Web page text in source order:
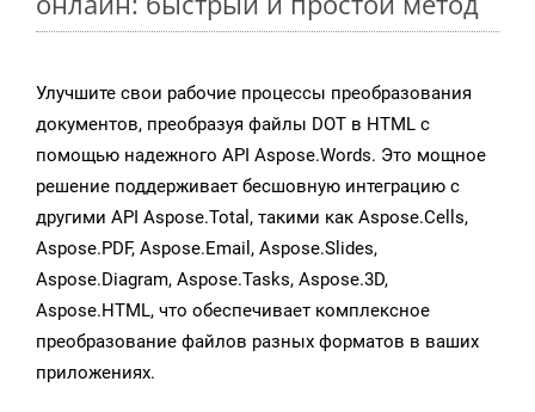
Улучшите свои рабочие процессы преобразования
документов, преобразуя файлы DOT в HTML с
помощью надежного API Aspose.Words. Это мощное
решение поддерживает бесшовную интеграцию с
другими API Aspose.Total, такими как Aspose.Cells,
Aspose.PDF, Aspose.Email, Aspose.Slides,
Aspose.Diagram, Aspose.Tasks, Aspose.3D,
Aspose.HTML, что обеспечивает комплексное
преобразование файлов разных форматов в ваших
приложениях.